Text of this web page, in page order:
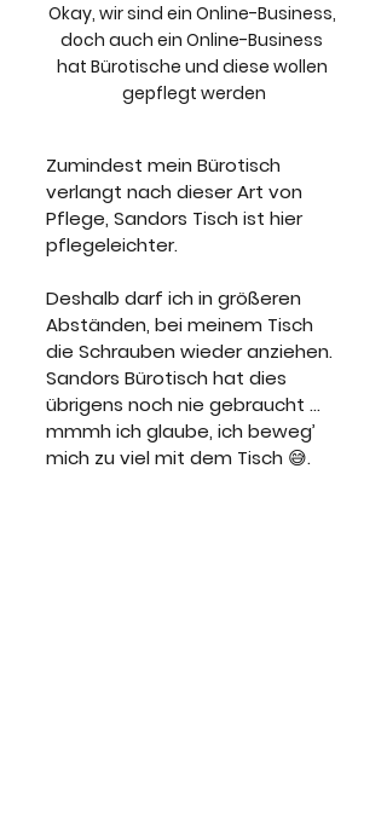
Okay, wir sind ein Online-Business,
doch auch ein Online-Business
hat Bürotische und diese wollen
gepflegt werden
Zumindest mein Bürotisch
verlangt nach dieser Art von
Pflege, Sandors Tisch ist hier
pflegeleichter.
Deshalb darf ich in größeren
Abständen, bei meinem Tisch
die Schrauben wieder anziehen.
Sandors Bürotisch hat dies
übrigens noch nie gebraucht …
mmmh ich glaube, ich beweg’
mich zu viel mit dem Tisch 😅.